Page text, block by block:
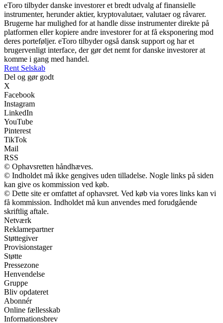
eToro tilbyder danske investorer et bredt udvalg af finansielle
instrumenter, herunder aktier, kryptovalutaer, valutaer og råvarer.
Brugerne har mulighed for at handle disse instrumenter direkte på
platformen eller kopiere andre investorer for at få eksponering mod
deres porteføljer. eToro tilbyder også dansk support og har et
brugervenligt interface, der gør det nemt for danske investorer at
komme i gang med handel.
Rent Selskab
Del og gør godt
X
Facebook
Instagram
LinkedIn
YouTube
Pinterest
TikTok
Mail
RSS
© Ophavsretten håndhæves.
© Indholdet må ikke gengives uden tilladelse. Nogle links på siden
kan give os kommission ved køb.
© Dette site er omfattet af ophavsret. Ved køb via vores links kan vi
få kommission. Indholdet må kun anvendes med forudgående
skriftlig aftale.
Netværk
Reklamepartner
Støttegiver
Provisionstager
Støtte
Pressezone
Henvendelse
Gruppe
Bliv opdateret
Abonnér
Online fællesskab
Informationsbrev